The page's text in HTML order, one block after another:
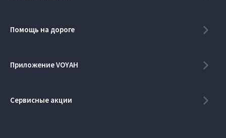
Помощь на дороге
Приложение VOYAH
Сервисные акции